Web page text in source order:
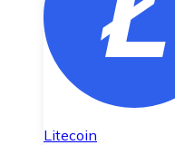
Litecoin